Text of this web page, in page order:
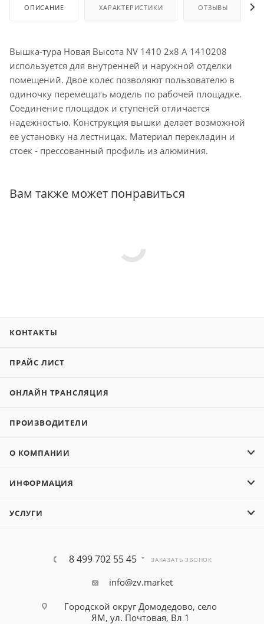
ОПИСАНИЕ ХАРАКТЕРИСТИКИ ОТЗЫВЫ
Вышка-тура Новая Высота NV 1410 2х8 А 1410208
используется для внутренней и наружной отделки
помещений. Двое колес позволяют пользователю в
одиночку перемещать модель по рабочей площадке.
Соединение площадок и ступеней отличается
надежностью. Конструкция вышки делает возможной
ее установку на лестницах. Материал перекладин и
стоек - прессованный профиль из алюминия.
Вам также может понравиться
КОНТАКТЫ
ПРАЙС ЛИСТ
ОНЛАЙН ТРАНСЛЯЦИЯ
ПРОИЗВОДИТЕЛИ
О КОМПАНИИ
ИНФОРМАЦИЯ
УСЛУГИ
8 499 702 55 45 ЗАКАЗАТЬ ЗВОНОК
info@zv.market
Городской округ Домодедово, село
ЯМ, ул. Почтовая, Вл 1